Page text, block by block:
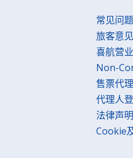
常见问题
旅客意
喜航营
Non-
售票代
代理人
法律声明
Cookie